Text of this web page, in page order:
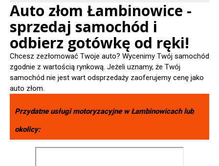
Auto złom Łambinowice -
sprzedaj samochód i
odbierz gotówkę od ręki!
Chcesz zezłomować Twoje auto? Wycenimy Twój samochód
zgodnie z wartością rynkową. Jeżeli uznamy, że Twój
samochód nie jest wart odsprzedaży zaoferujemy cenę jako
auto złom.
Przydatne usługi motoryzacyjne wŁambinowicachlub
okolicy: